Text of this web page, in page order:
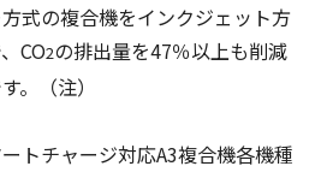
式の複合機をインクジェット方
CO2の排出量を47％以上も削減
。（注）
トチャージ対応A3複合機各機種